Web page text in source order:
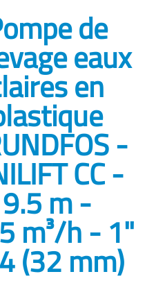
de
eaux
en
-
CC -
9.5 m -
m³/h - 1"
(32 mm)